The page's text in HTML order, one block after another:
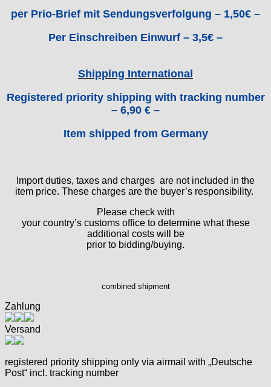
ST "Standard "
per Prio-Brief mit Sendungsverfolgung – 1,50€ –
Per Einschreiben Einwurf – 3,5€ –
Shipping International
Registered priority shipping with tracking number
– 6,90 € –
Item shipped from Germany
Import duties, taxes and charges are not included in the
item price. These charges are the buyer’s responsibility.
Please check with
your country’s customs office to determine what these
additional costs will be
prior to bidding/buying.
combined shipment
Zahlung
Versand
registered priority shipping only via airmail with „Deutsche
Post“ incl. tracking number